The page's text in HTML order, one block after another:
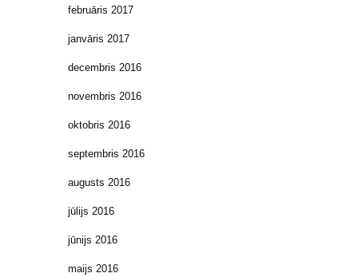
februāris 2017
janvāris 2017
decembris 2016
novembris 2016
oktobris 2016
septembris 2016
augusts 2016
jūlijs 2016
jūnijs 2016
maijs 2016